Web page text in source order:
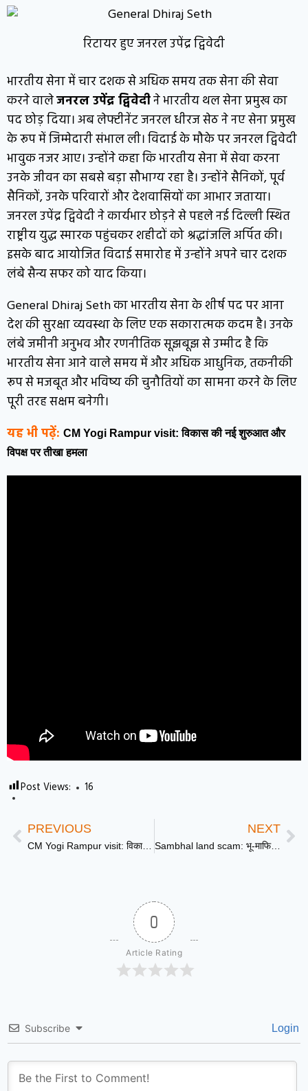
रिटायर हुए जनरल उपेंद्र द्विवेदी
भारतीय सेना में चार दशक से अधिक समय तक सेना की सेवा
करने वालेजनरल उपेंद्र द्विवेदीने भारतीय थल सेना प्रमुख का
पद छोड़ दिया। अब लेफ्टीनेंट जनरल धीरज सेठ ने नए सेना प्रमुख
के रूप में जिम्मेदारी संभाल ली। विदाई के मौके पर जनरल द्विवेदी
भावुक नजर आए। उन्होंने कहा कि भारतीय सेना में सेवा करना
उनके जीवन का सबसे बड़ा सौभाग्य रहा है। उन्होंने सैनिकों, पूर्व
सैनिकों, उनके परिवारों और देशवासियों का आभार जताया।
जनरल उपेंद्र द्विवेदी ने कार्यभार छोड़ने से पहले नई दिल्ली स्थित
राष्ट्रीय युद्ध स्मारक पहुंचकर शहीदों को श्रद्धांजलि अर्पित की।
इसके बाद आयोजित विदाई समारोह में उन्होंने अपने चार दशक
लंबे सैन्य सफर को याद किया।
General Dhiraj Seth का भारतीय सेना के शीर्ष पद पर आना
देश की सुरक्षा व्यवस्था के लिए एक सकारात्मक कदम है। उनके
लंबे जमीनी अनुभव और रणनीतिक सूझबूझ से उम्मीद है कि
भारतीय सेना आने वाले समय में और अधिक आधुनिक, तकनीकी
रूप से मजबूत और भविष्य की चुनौतियों का सामना करने के लिए
पूरी तरह सक्षम बनेगी।
यह भी पढ़ें: CM Yogi Rampur visit: विकास की नई शुरुआत और
विपक्ष पर तीखा हमला
Post Views: 16
PREVIOUS
CM Yogi Rampur visit: विकास की नई शुरुआत और विपक्ष पर तीखा हमला
NEXT
Sambhal land scam: भू-माफियाओं के चंगुल से मुक्त हुई 101 करोड़ की बेशकीमती जमीन, योगी सरकार का बड़ा एक्शन!
0
Article Rating
Subscribe Login